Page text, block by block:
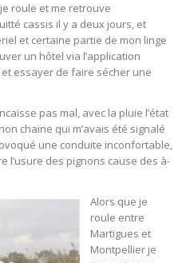
roule et me retrouve
cassis il y a deux jours, et
et certaine partie de mon linge
un hôtel via l’application
essayer de faire sécher une
pas mal, avec la pluie l’état
chaine qui m’avais été signalé
une conduite inconfortable,
l’usure des pignons cause des à-
Alors que je
roule entre
Martigues et
Montpellier je